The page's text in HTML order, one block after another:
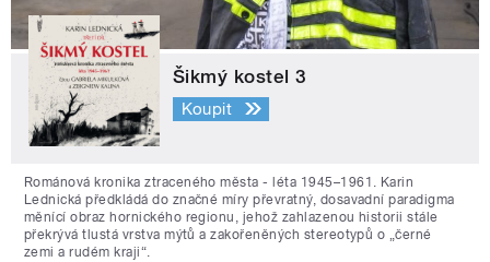
Šikmý kostel 3
Koupit
Románová kronika ztraceného města - léta 1945–1961. Karin
Lednická předkládá do značné míry převratný, dosavadní paradigma
měnící obraz hornického regionu, jehož zahlazenou historii stále
překrývá tlustá vrstva mýtů a zakořeněných stereotypů o „černé
zemi a rudém kraji“.